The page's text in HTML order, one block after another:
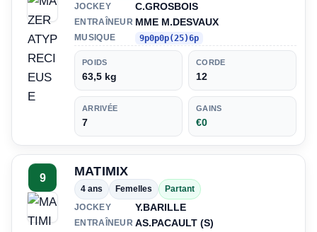
JOCKEY
C.GROSBOIS
ENTRAÎNEUR MME M.DESVAUX
MUSIQUE 9p0p0p(25)6p
POIDS
63,5 kg
CORDE
12
ARRIVÉE
7
GAINS
€0
9 MATIMIX
4 ans Femelles
Partant
JOCKEY
Y.BARILLE
ENTRAÎNEUR AS.PACAULT (S)